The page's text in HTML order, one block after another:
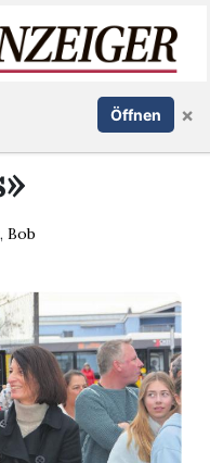
Anmelden
,Bob
Öffnen ×